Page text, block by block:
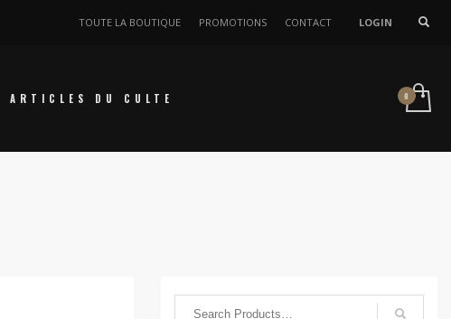
TOUTE LA BOUTIQUE PROMOTIONS CONTACT LOGIN
ARTICLES DU CULTE